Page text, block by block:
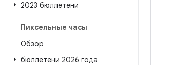
2023 бюллетени
Пиксельные часы
Обзор
бюллетени 2026 года